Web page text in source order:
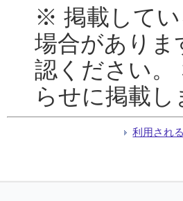
※ 掲載してい
場合がありま
認ください。
らせに掲載し
利用され